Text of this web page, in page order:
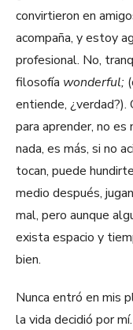
convirtieron en
acompaña, y estoy
profesional. No,
filosofía wonderful;
entiende, ¿verdad?).
para aprender, no
nada, es más, si no
tocan, puede
medio después,
mal, pero aunque
exista espacio y
bien.
Nunca entró en mis
la vida decidió por